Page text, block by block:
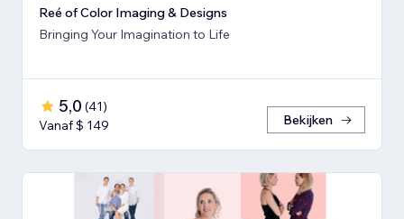
Reé of Color Imaging & Designs
Bringing Your Imagination to Life
5,0 (41)
Vanaf $ 149
Bekijken